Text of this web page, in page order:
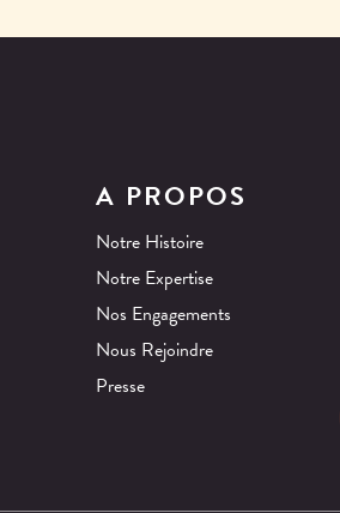
A PROPOS
Notre Histoire
Notre Expertise
Nos Engagements
Nous Rejoindre
Presse